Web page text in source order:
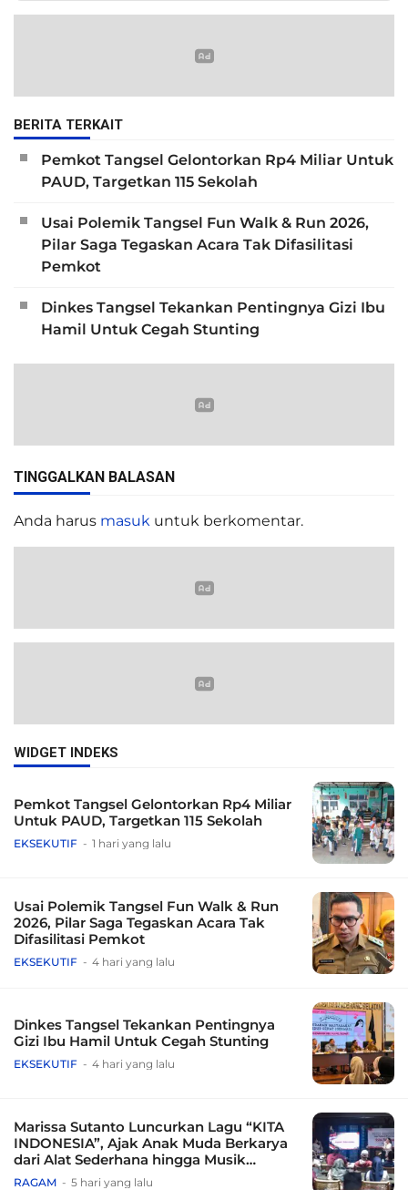
BERITA TERKAIT
Pemkot Tangsel Gelontorkan Rp4 Miliar Untuk
PAUD, Targetkan 115 Sekolah
Usai Polemik Tangsel Fun Walk & Run 2026,
Pilar Saga Tegaskan Acara Tak Difasilitasi
Pemkot
Dinkes Tangsel Tekankan Pentingnya Gizi Ibu
Hamil Untuk Cegah Stunting
TINGGALKAN BALASAN
Anda harus masuk untuk berkomentar.
WIDGET INDEKS
Pemkot Tangsel Gelontorkan Rp4 Miliar
Untuk PAUD, Targetkan 115 Sekolah
EKSEKUTIF 1 hari yang lalu
Usai Polemik Tangsel Fun Walk & Run
2026, Pilar Saga Tegaskan Acara Tak
Difasilitasi Pemkot
EKSEKUTIF 4 hari yang lalu
Dinkes Tangsel Tekankan Pentingnya
Gizi Ibu Hamil Untuk Cegah Stunting
EKSEKUTIF 4 hari yang lalu
Marissa Sutanto Luncurkan Lagu “KITA
INDONESIA”, Ajak Anak Muda Berkarya
dari Alat Sederhana hingga Musik
Tradisional
RAGAM 5 hari yang lalu